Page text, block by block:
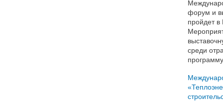
форум и
пройдет в
среди